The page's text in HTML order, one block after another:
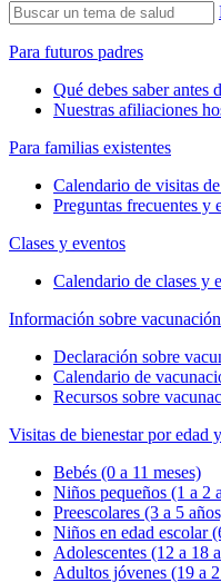
Para futuros padres
Qué debes saber antes
Nuestras afiliaciones
Para familias existentes
Calendario de visitas
Preguntas frecuentes y
Clases y eventos
Calendario de clases y
Información sobre vacunación
Declaración sobre
Calendario de
Recursos sobre
Visitas de bienestar por edad
Bebés (0 a 11 meses)
Niños pequeños (1 a 2
Preescolares (3 a 5
Niños en edad escolar
Adolescentes (12 a 18
Adultos jóvenes (19 a